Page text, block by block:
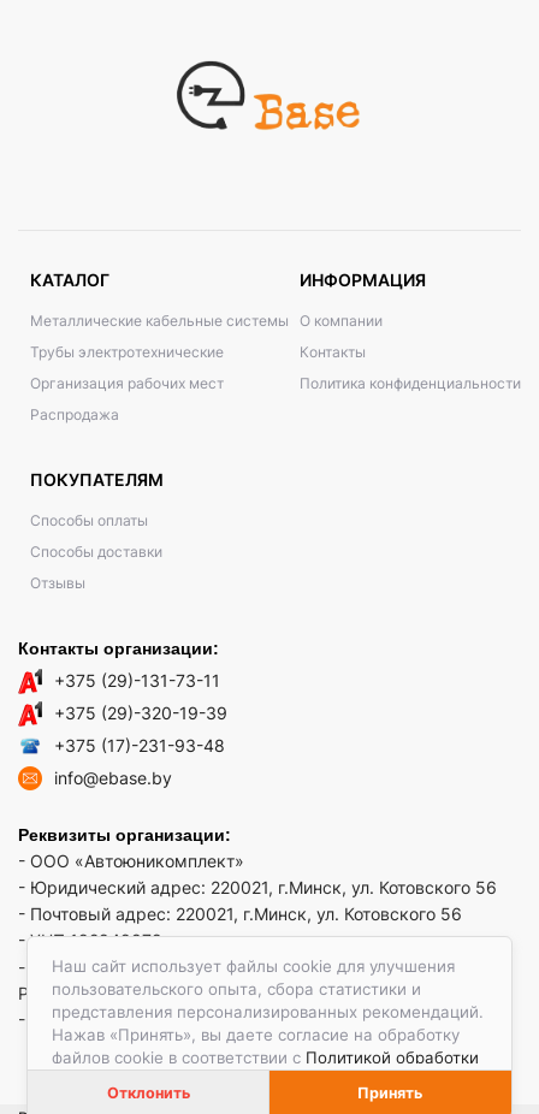
Наш сайт использует файлы cookie для улучшения
пользовательского опыта, сбора статистики и
представления персонализированных рекомендаций.
Нажав «Принять», вы даете согласие на обработку
файлов cookie в соответствии с Политикой обработки
Отклонить Принять
КАТАЛОГ
Металлические кабельные системы
Трубы электротехнические
Организация рабочих мест
Распродажа
ИНФОРМАЦИЯ
О компании
Контакты
Политика конфиденциальности
ПОКУПАТЕЛЯМ
Способы оплаты
Способы доставки
Отзывы
Контакты организации:
+375 (29)-131-73-11
+375 (29)-320-19-39
+375 (17)-231-93-48
info@ebase.by
Реквизиты организации:
- ООО «Автоюникомплект»
- Юридический адрес: 220021, г.Минск, ул. Котовского 56
- Почтовый адрес: 220021, г.Минск, ул. Котовского 56
- УНП 192949879
- р/сч BY52 REDJ 3012 1009 3553 3010 0933 в ЗАО "Банк
РРБ"
- Код банка: REDJBY22